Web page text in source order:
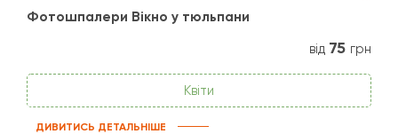
Фотошпалери Вікно у тюльпани
від 75 грн
Квіти
ДИВИТИСЬ ДЕТАЛЬНІШЕ